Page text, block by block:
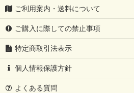
ご利用案内・送料について
ご購入に際しての禁止事項
特定商取引法表示
個人情報保護方針
よくある質問